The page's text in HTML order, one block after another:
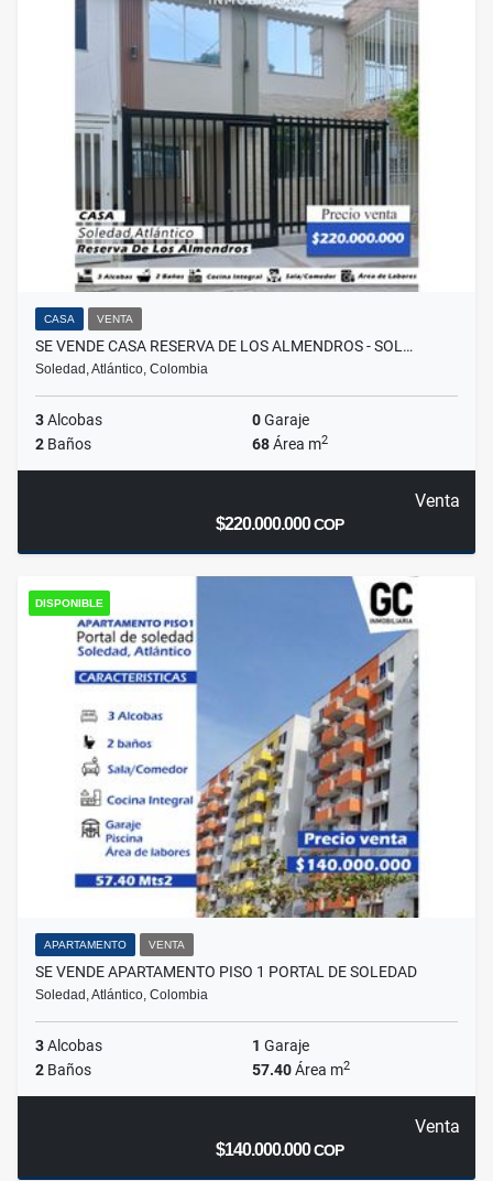
CASA VENTA
SE VENDE CASA RESERVA DE LOS ALMENDROS - SOL…
Soledad, Atlántico, Colombia
3Alcobas 0Garaje
2 Baños 68Área m2
Venta
$220.000.000COP
DISPONIBLE
APARTAMENTO VENTA
SE VENDE APARTAMENTO PISO 1 PORTAL DE SOLEDAD
Soledad, Atlántico, Colombia
3Alcobas 1 Garaje
2 Baños 57.40Área m2
Venta
$140.000.000COP